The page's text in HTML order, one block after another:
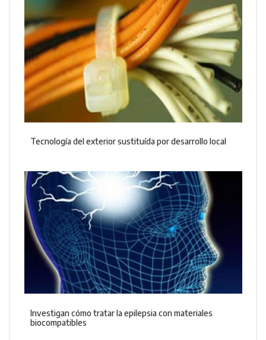
Tecnología del exterior sustituída por desarrollo local
Investigan cómo tratar la epilepsia con materiales
biocompatibles